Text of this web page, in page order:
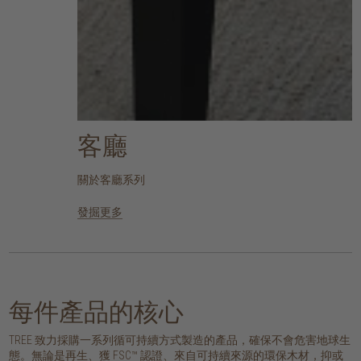
客廳
關於客廳系列
發掘更多
每件產品的核心
TREE 致力採購一系列循可持續方式製造的產品，確保不會危害地球生
態。無論是再生、獲 FSC™ 認證、來自可持續來源的環保木材，抑或